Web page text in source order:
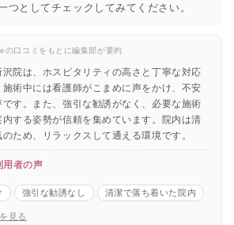
つとしてチェックしてみてください。
の口コミをもとに編集部が要約
院は、ホスピタリティの高さと丁寧な対応
術中には看護師がこまめに声をかけ、不安
す。また、強引な勧誘がなく、必要な施術
する姿勢が信頼を集めています。院内は清
ため、リラックスして通える環境です。
用者の声
強引な勧誘なし 清潔で落ち着いた院内
見る